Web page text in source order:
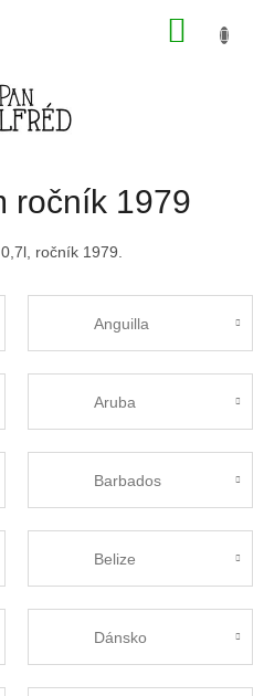
ročník 1979
ročník 1979.
Anguilla
Aruba
Barbados
Belize
Dánsko